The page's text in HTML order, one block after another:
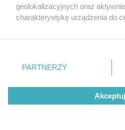
geolokalizacyjnych oraz
charakterystykę urządzenia do
zmienić/wycofać klikając
znajdujący się w lewym dolnym
rodzaje przetwarzania danych
użytkownika, ale masz prawo
przetwarzaniu. Preferencje będą
PARTNERZY